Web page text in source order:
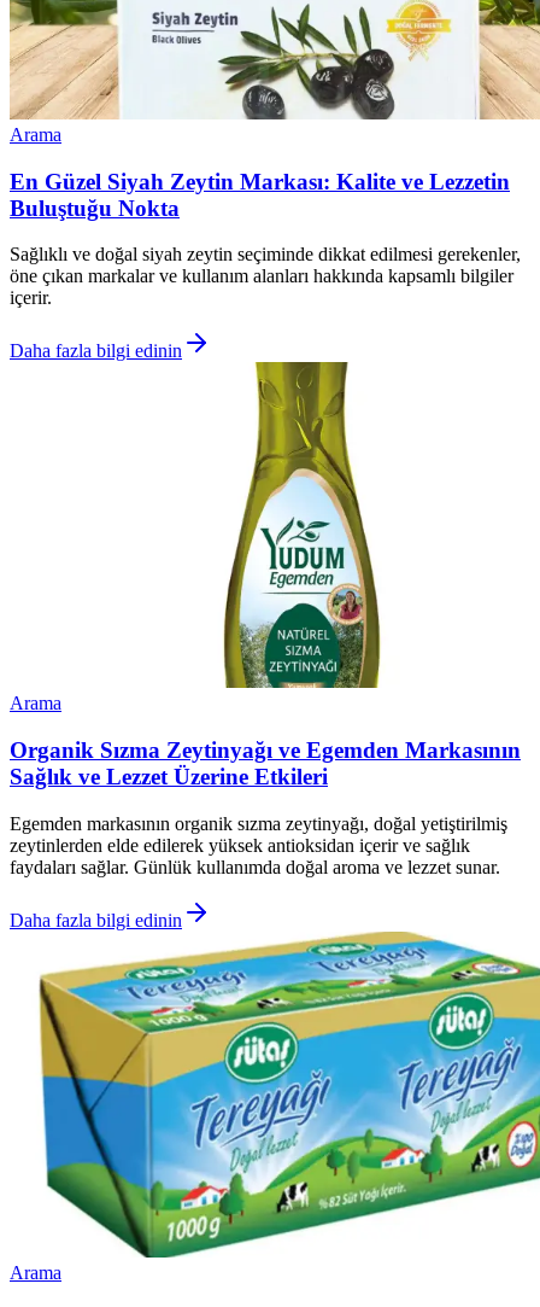
Arama
En Güzel Siyah Zeytin Markası: Kalite ve Lezzetin
Buluştuğu Nokta
Sağlıklı ve doğal siyah zeytin seçiminde dikkat edilmesi gerekenler,
öne çıkan markalar ve kullanım alanları hakkında kapsamlı bilgiler
içerir.
Daha fazla bilgi edinin
Arama
Organik Sızma Zeytinyağı ve Egemden Markasının
Sağlık ve Lezzet Üzerine Etkileri
Egemden markasının organik sızma zeytinyağı, doğal yetiştirilmiş
zeytinlerden elde edilerek yüksek antioksidan içerir ve sağlık
faydaları sağlar. Günlük kullanımda doğal aroma ve lezzet sunar.
Daha fazla bilgi edinin
Arama